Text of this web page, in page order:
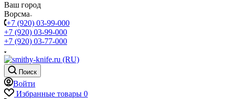
Ваш город
Ворсма
+7 (920) 03-99-000
+7 (920) 03-99-000
+7 (920) 03-77-000
Поиск
Войти
Избранные товары 0